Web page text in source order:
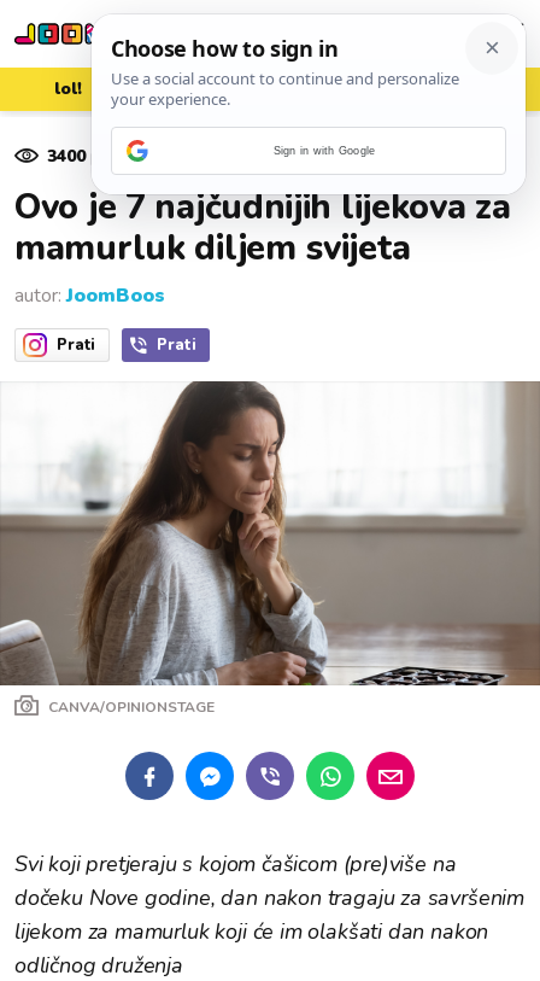
lol! aww vrh! woot?!
3400pregleda
Ovo je 7 najčudnijih lijekova za
mamurluk diljem svijeta
autor:JoomBoos
Prati Prati
CANVA/OPINIONSTAGE
Svi koji pretjeraju s kojom čašicom (pre)više na
dočeku Nove godine, dan nakon tragaju za savršenim
lijekom za mamurluk koji će im olakšati dan nakon
odličnog druženja
Sign in with Google